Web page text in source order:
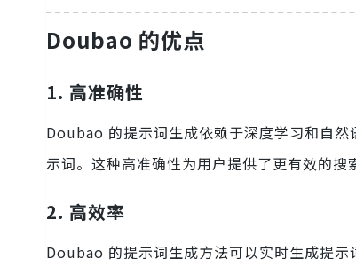
Doubao 的优点
1. 高准确性
Doubao 的提示词生成依赖于深度学习和自
示词。这种高准确性为用户提供了更有效的搜
2. 高效率
Doubao 的提示词生成方法可以实时生成提